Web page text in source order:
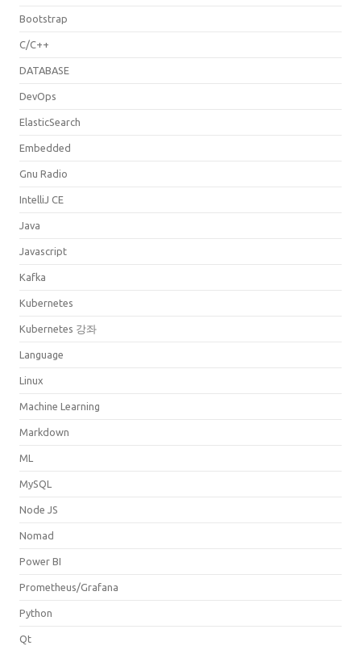
Bootstrap
C/C++
DATABASE
DevOps
ElasticSearch
Embedded
Gnu Radio
IntelliJ CE
Java
Javascript
Kafka
Kubernetes
Kubernetes 강좌
Language
Linux
Machine Learning
Markdown
ML
MySQL
Node JS
Nomad
Power BI
Prometheus/Grafana
Python
Qt